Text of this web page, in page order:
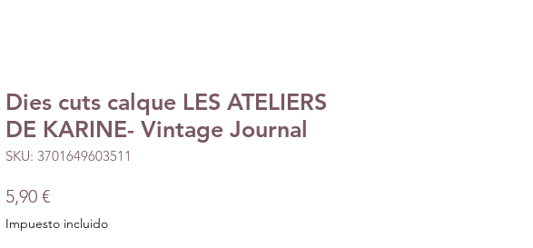
Dies cuts calque LES ATELIERS
DE KARINE- Vintage Journal
SKU: 3701649603511
5,90 €Precio
Impuesto incluido